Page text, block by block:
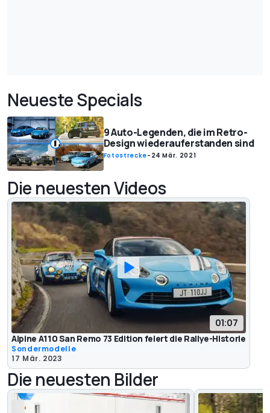
Neueste Specials
9 Auto-Legenden, die im Retro-
Design wiederauferstanden sind
Fotostrecke- 24 Mär. 2021
Die neuesten Videos
01:07
Alpine A110 San Remo 73 Edition feiert die Rallye-Historie
Sondermodelle
17 Mär. 2023
Die neuesten Bilder